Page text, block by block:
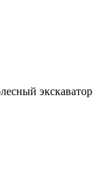
экскаватор